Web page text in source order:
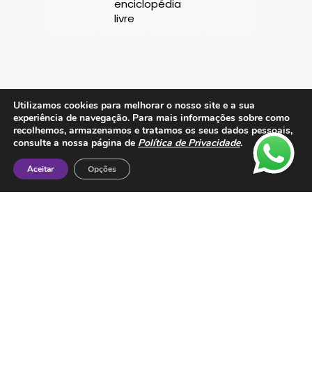
Contactos
ESMTC – Escola de Medicina Tradicional
Chinesa
Utilizamos cookies para melhorar o nosso site e a sua
experiência de navegação. Para mais informações sobre como
recolhemos, armazenamos e tratamos os seus dados pessoais,
consulte a nossa página de Política de Privacidade.
Aceitar Opções